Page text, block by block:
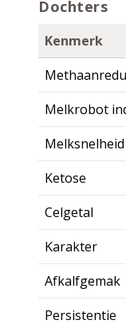
Dochters
Kenmerk
Melksnelheid
Ketose
Celgetal
Karakter
Afkalfgemak
Persistentie